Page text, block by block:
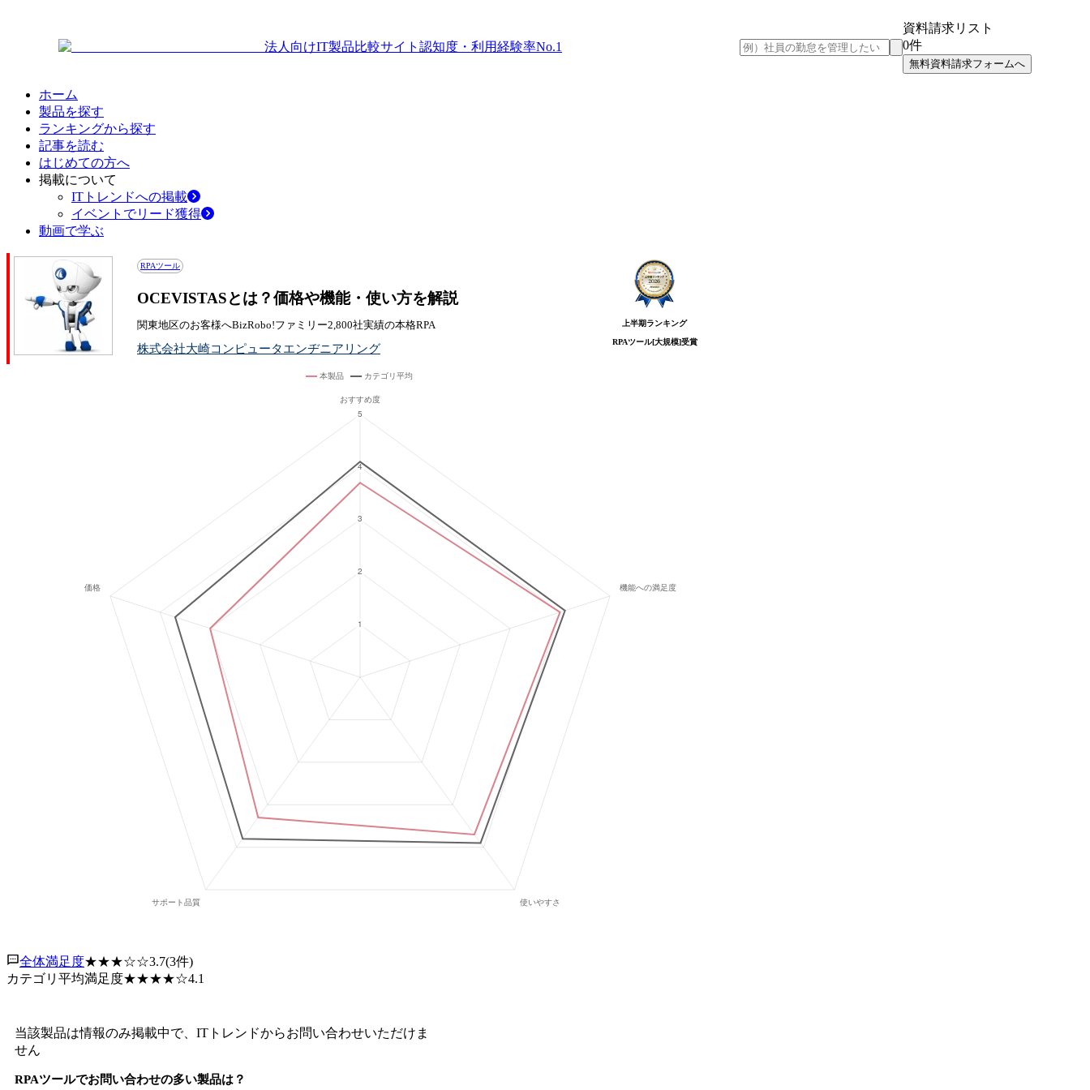
法人向けIT製品比較サイト 認知度・利用経験率No.1
資料請求リスト
0件
無料資料請求フォームへ
ホーム
製品を探す
ランキングから探す
記事を読む
はじめての方へ
掲載について
ITトレンドへの掲載
イベントでリード獲得
動画で学ぶ
RPAツール
OCEVISTASとは？価格や機能・使い方を解説
関東地区のお客様へBizRobo!ファミリー2,800社実績の本格RPA
株式会社大崎コンピュータエンヂニアリング
上半期ランキング
RPAツール[大規模]受賞
全体満足度★★★☆☆3.7(3件)
カテゴリ平均満足度★★★★☆4.1
当該製品は情報のみ掲載中で、ITトレンドからお問い合わせいただけま
せん
RPAツールでお問い合わせの多い製品は？